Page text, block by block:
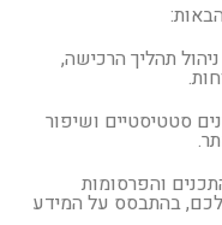
תהליך הרכישה,
סטטיסטיים ושיפור
והפרסומות
בהתבסס על המידע